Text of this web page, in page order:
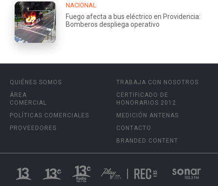
NACIONAL
Fuego afecta a bus eléctrico en Providencia:
Bomberos despliega operativo
QUIÉNES SOMOS
ÁREA
COMERCIAL
POLÍTICAS COMERCIALES
PROVEEDORES
TRABAJA CON NOSOTROS
CERTIFICADO DE
HONORARIOS 2012
MEDICIÓN ANTENAS
CONTACTO
BRANDED CONTENT